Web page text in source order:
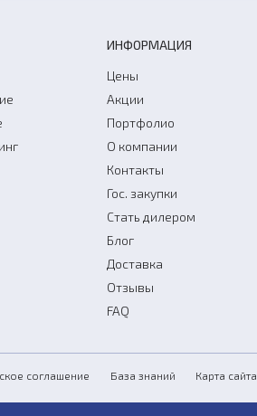
ИНФОРМАЦИЯ
Цены
Акции
Портфолио
О компании
Контакты
Гос. закупки
Стать дилером
Блог
Доставка
Отзывы
FAQ
соглашение База знаний Карта сайта